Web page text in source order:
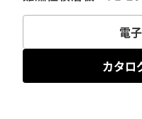
電
カタロ